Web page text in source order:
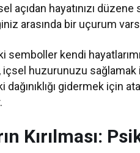
açıdan hayatınızı düzene
arasında bir uçurum
semboller kendi
içsel huzurunuzu
gidermek için
Kırılması: